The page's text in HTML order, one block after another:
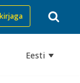
Eesti